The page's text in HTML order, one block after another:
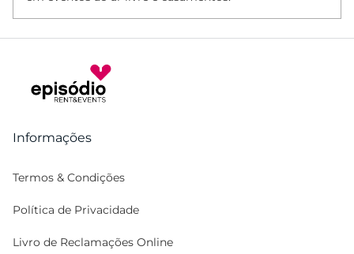
Pufes
Tapetes
Balcões
Mesas de Bolo
Informações
Termos & Condições
Política de Privacidade
Livro de Reclamações Online